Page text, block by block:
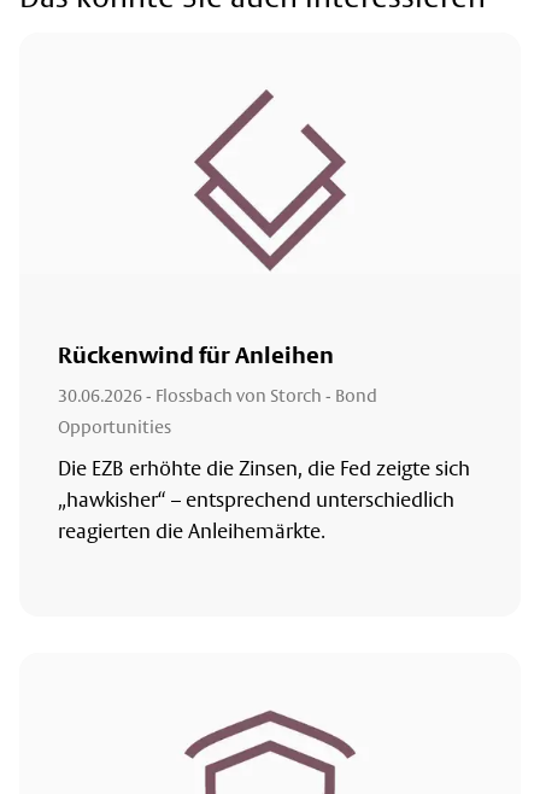
Rückenwind für Anleihen
30.06.2026- Flossbach von Storch - Bond
Opportunities
Die EZB erhöhte die Zinsen, die Fed zeigte sich
„hawkisher“ – entsprechend unterschiedlich
reagierten die Anleihemärkte.